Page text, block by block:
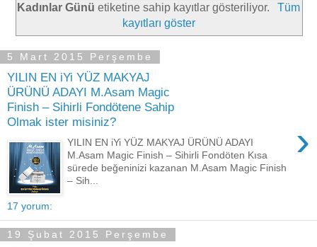
Kadınlar Günü etiketine sahip kayıtlar gösteriliyor.
Tüm
kayıtları göster
5 Mart 2015 Perşembe
YILIN EN iYi YÜZ MAKYAJ
ÜRÜNÜ ADAYI M.Asam Magic
Finish – Sihirli Fondötene Sahip
Olmak ister misiniz?
›
YILIN EN iYi YÜZ MAKYAJ ÜRÜNÜ ADAYI
M.Asam Magic Finish – Sihirli Fondöten Kısa
sürede beğeninizi kazanan M.Asam Magic Finish
– Sih...
17 yorum:
19 Şubat 2015 Perşembe